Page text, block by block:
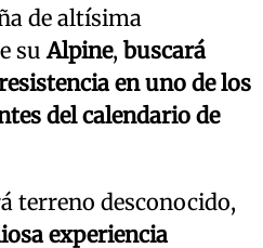
de altísima
suAlpine, buscará
en uno de los
del calendario de
terreno desconocido,
experiencia